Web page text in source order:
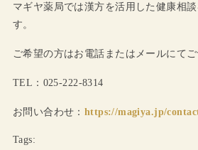
マギヤ薬局では漢方を活用した健康相
す。
ご希望の方はお電話またはメールにて
TEL：025-222-8314
お問い合わせ： https://magiya.jp/
Tags: